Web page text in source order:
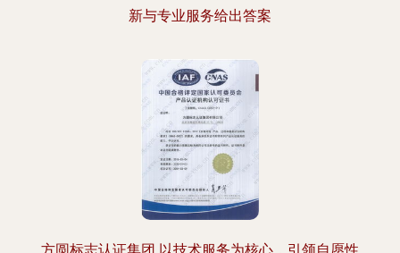
新与专业服务给出答案